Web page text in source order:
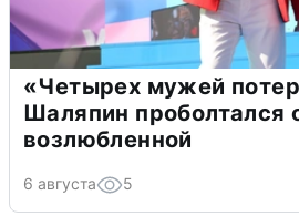
«Четырех мужей
Шаляпин проболтался
возлюбленной
6 августа 5